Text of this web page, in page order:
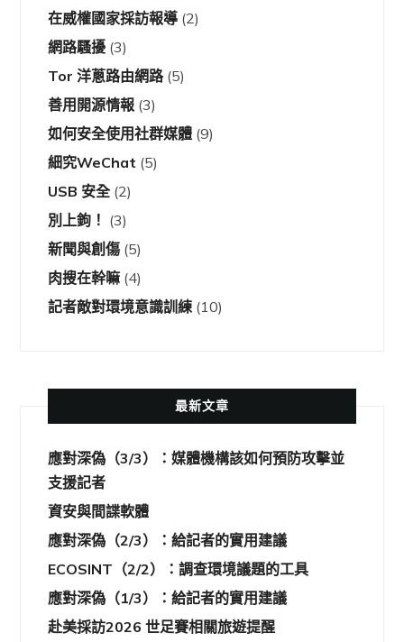
在威權國家採訪報導 (2)
網路騷擾 (3)
Tor 洋蔥路由網路(5)
善用開源情報 (3)
如何安全使用社群媒體 (9)
細究WeChat (5)
USB 安全(2)
別上鉤！ (3)
新聞與創傷 (5)
肉搜在幹嘛 (4)
記者敵對環境意識訓練 (10)
最新文章
應對深偽（3/3）：媒體機構該如何預防攻擊並
支援記者
資安與間諜軟體
應對深偽（2/3）：給記者的實用建議
ECOSINT（2/2）：調查環境議題的工具
應對深偽（1/3）：給記者的實用建議
赴美採訪2026 世足賽相關旅遊提醒